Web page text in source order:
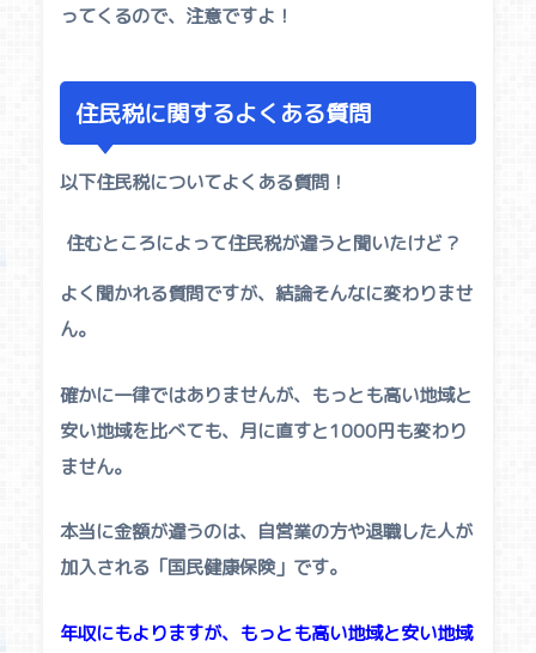
ってくるので、注意ですよ！
住民税に関するよくある質問
以下住民税についてよくある質問！
住むところによって住民税が違うと聞いたけど？
よく聞かれる質問ですが、結論そんなに変わりませ
ん。
確かに一律ではありませんが、もっとも高い地域と
安い地域を比べても、月に直すと1000円も変わり
ません。
本当に金額が違うのは、自営業の方や退職した人が
加入される「国民健康保険」です。
年収にもよりますが、もっとも高い地域と安い地域